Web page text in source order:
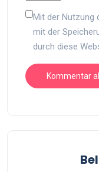
Mit der Nutzung
mit der
durch diese